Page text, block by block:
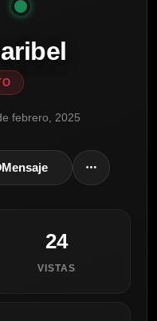
febrero, 2025
Mensaje
24
VISTAS